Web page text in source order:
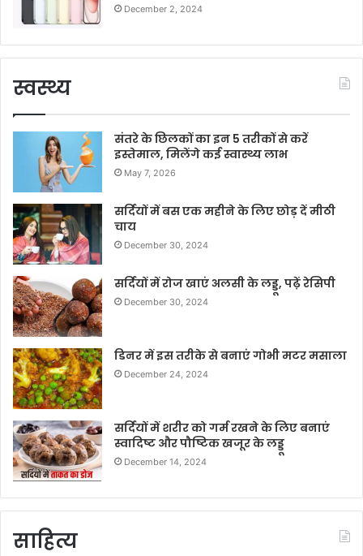
December 2, 2024
स्वस्थ्य
संतरे के छिलकों का इन 5 तरीकों से करें
इस्तेमाल, मिलेंगे कई स्वास्थ्य लाभ
May 7, 2026
सर्दियों में बस एक महीने के लिए छोड़ दें मीठी
चाय
December 30, 2024
सर्दियों में रोज खाएं अलसी के लड्डू, पढ़ें रेसिपी
December 30, 2024
डिनर में इस तरीके से बनाएं गोभी मटर मसाला
December 24, 2024
सर्दियों में शरीर को गर्म रखने के लिए बनाएं
स्वादिष्ट और पौष्टिक खजूर के लड्डू
December 14, 2024
साहित्य